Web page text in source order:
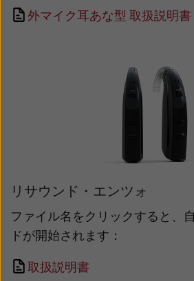
外マイク耳あな型 取扱説明書
リサウンド・エンツォ
ファイル名をクリックすると、
ドが開始されます：
取扱説明書